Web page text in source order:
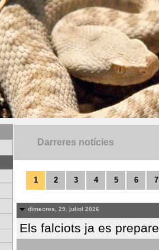
Darreres notícies
1 2 3 4 5 6 7
dimecres, 29. juliol 2026
Els falciots ja es